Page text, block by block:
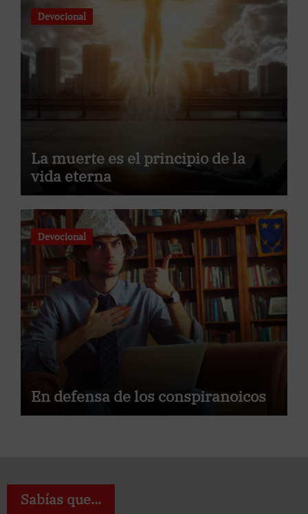
Devocional
La muerte es el principio de la
vida eterna
Devocional
En defensa de los conspiranoicos
Sabías que...